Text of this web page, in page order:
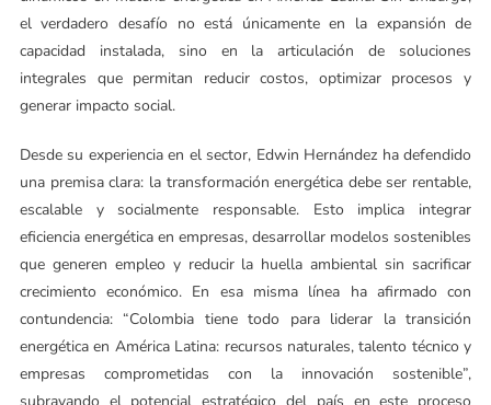
el verdadero desafío no está únicamente en la expansión de
capacidad instalada, sino en la articulación de soluciones
integrales que permitan reducir costos, optimizar procesos y
generar impacto social.
Desde su experiencia en el sector, Edwin Hernández ha defendido
una premisa clara: la transformación energética debe ser rentable,
escalable y socialmente responsable. Esto implica integrar
eficiencia energética en empresas, desarrollar modelos sostenibles
que generen empleo y reducir la huella ambiental sin sacrificar
crecimiento económico. En esa misma línea ha afirmado con
contundencia: “Colombia tiene todo para liderar la transición
energética en América Latina: recursos naturales, talento técnico y
empresas comprometidas con la innovación sostenible”,